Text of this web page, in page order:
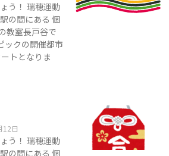
う！ 瑞穂運動
の間にある 個
教室長戸谷で
ックの開催都市
トとなりま
12日
う！ 瑞穂運動
の間にある 個